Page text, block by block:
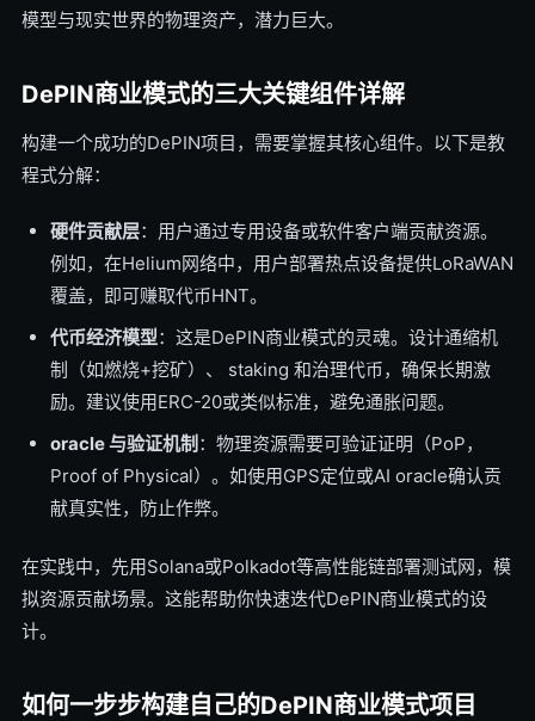
模型与现实世界的物理资产，潜力巨大。
DePIN商业模式的三大关键组件详解
构建一个成功的DePIN项目，需要掌握其核心组件。以下是教
程式分解：
硬件贡献层：用户通过专用设备或软件客户端贡献资源。
例如，在Helium网络中，用户部署热点设备提供LoRaWAN
覆盖，即可赚取代币HNT。
代币经济模型：这是DePIN商业模式的灵魂。设计通缩机
制（如燃烧+挖矿）、 staking 和治理代币，确保长期激
励。建议使用ERC-20或类似标准，避免通胀问题。
oracle 与验证机制 ：物理资源需要可验证证明（PoP，
Proof of Physical）。如使用GPS定位或AI oracle确认贡
献真实性，防止作弊。
在实践中，先用Solana或Polkadot等高性能链部署测试网，模
拟资源贡献场景。这能帮助你快速迭代DePIN商业模式的设
计。
如何一步步构建自己的DePIN商业模式项目